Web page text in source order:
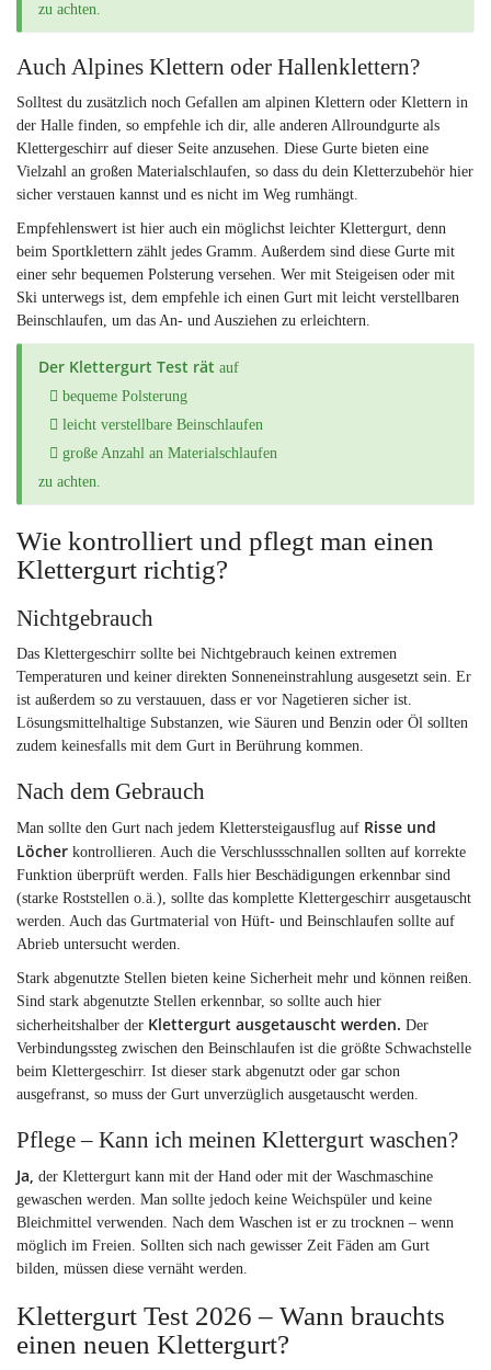
zu achten.
Auch Alpines Klettern oder Hallenklettern?
Solltest du zusätzlich noch Gefallen am alpinen Klettern oder Klettern in
der Halle finden, so empfehle ich dir, alle anderen Allroundgurte als
Klettergeschirr auf dieser Seite anzusehen. Diese Gurte bieten eine
Vielzahl an großen Materialschlaufen, so dass du dein Kletterzubehör hier
sicher verstauen kannst und es nicht im Weg rumhängt.
Empfehlenswert ist hier auch ein möglichst leichter Klettergurt, denn
beim Sportklettern zählt jedes Gramm. Außerdem sind diese Gurte mit
einer sehr bequemen Polsterung versehen. Wer mit Steigeisen oder mit
Ski unterwegs ist, dem empfehle ich einen Gurt mit leicht verstellbaren
Beinschlaufen, um das An- und Ausziehen zu erleichtern.
Der Klettergurt Test rät auf
bequeme Polsterung
leicht verstellbare Beinschlaufen
große Anzahl an Materialschlaufen
zu achten.
Wie kontrolliert und pflegt man einen
Klettergurt richtig?
Nichtgebrauch
Das Klettergeschirr sollte bei Nichtgebrauch keinen extremen
Temperaturen und keiner direkten Sonneneinstrahlung ausgesetzt sein. Er
ist außerdem so zu verstauuen, dass er vor Nagetieren sicher ist.
Lösungsmittelhaltige Substanzen, wie Säuren und Benzin oder Öl sollten
zudem keinesfalls mit dem Gurt in Berührung kommen.
Nach dem Gebrauch
Man sollte den Gurt nach jedem Klettersteigausflug auf Risse und
Löcher kontrollieren. Auch die Verschlussschnallen sollten auf korrekte
Funktion überprüft werden. Falls hier Beschädigungen erkennbar sind
(starke Roststellen o.ä.), sollte das komplette Klettergeschirr ausgetauscht
werden. Auch das Gurtmaterial von Hüft- und Beinschlaufen sollte auf
Abrieb untersucht werden.
Stark abgenutzte Stellen bieten keine Sicherheit mehr und können reißen.
Sind stark abgenutzte Stellen erkennbar, so sollte auch hier
sicherheitshalber der Klettergurt ausgetauscht werden. Der
Verbindungssteg zwischen den Beinschlaufen ist die größte Schwachstelle
beim Klettergeschirr. Ist dieser stark abgenutzt oder gar schon
ausgefranst, so muss der Gurt unverzüglich ausgetauscht werden.
Pflege – Kann ich meinen Klettergurt waschen?
Ja, der Klettergurt kann mit der Hand oder mit der Waschmaschine
gewaschen werden. Man sollte jedoch keine Weichspüler und keine
Bleichmittel verwenden. Nach dem Waschen ist er zu trocknen – wenn
möglich im Freien. Sollten sich nach gewisser Zeit Fäden am Gurt
bilden, müssen diese vernäht werden.
Klettergurt Test 2026 – Wann brauchts
einen neuen Klettergurt?